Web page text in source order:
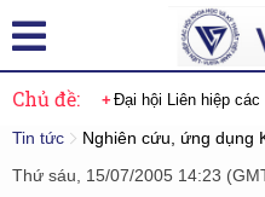
Chủ đề: Đại hội Liên hiệp
Tin tức
Nghiên cứu, ứng dụng
Thứ sáu, 15/07/2005 14:23